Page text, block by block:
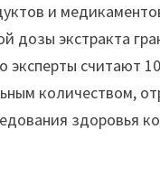
и
дозы экстракта
эксперты считают
количеством,
здоровья